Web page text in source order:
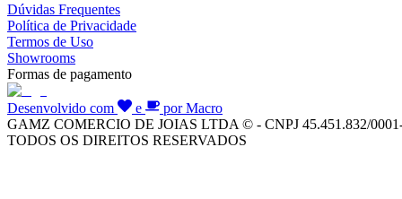
Dúvidas Frequentes
Política de Privacidade
Termos de Uso
Showrooms
Formas de pagamento
Desenvolvido com e
por Macro
GAMZ COMERCIO DE JOIAS LTDA © - CNPJ 45.451.832/
TODOS OS DIREITOS RESERVADOS